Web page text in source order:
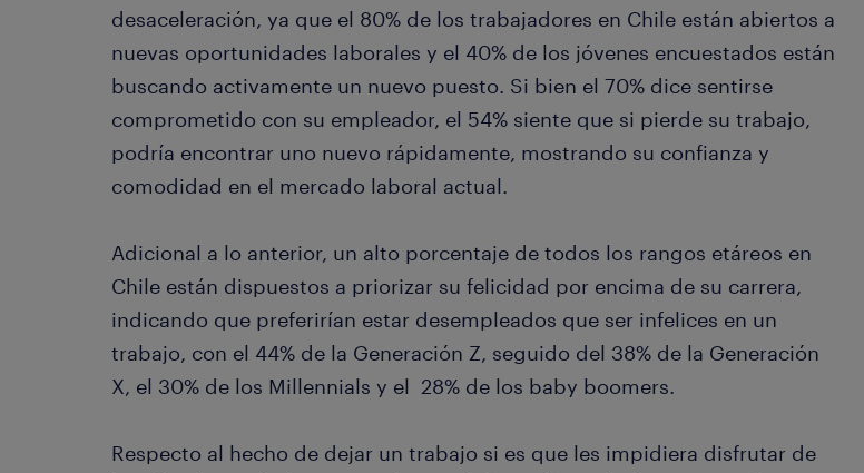
desaceleración, ya que el 80% de los trabajadores en Chile están abiertos a
nuevas oportunidades laborales y el 40% de los jóvenes encuestados están
buscando activamente un nuevo puesto. Si bien el 70% dice sentirse
comprometido con su empleador, el 54% siente que si pierde su trabajo,
podría encontrar uno nuevo rápidamente, mostrando su confianza y
comodidad en el mercado laboral actual.
Adicional a lo anterior, un alto porcentaje de todos los rangos etáreos en
Chile están dispuestos a priorizar su felicidad por encima de su carrera,
indicando que preferirían estar desempleados que ser infelices en un
trabajo, con el 44% de la Generación Z, seguido del 38% de la Generación
X, el 30% de los Millennials y el 28% de los baby boomers.
Respecto al hecho de dejar un trabajo si es que les impidiera disfrutar de